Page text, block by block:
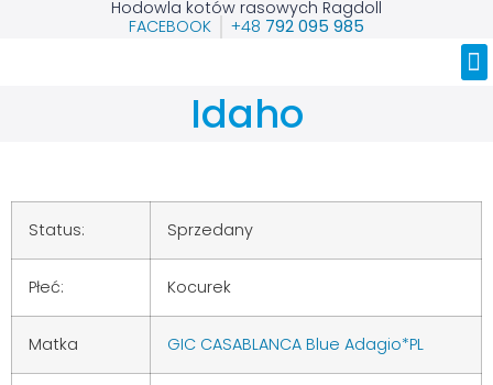
Hodowla kotów rasowych Ragdoll
FACEBOOK
+48 792 095 985
Idaho
Status: Sprzedany
Płeć: Kocurek
Matka GIC CASABLANCA Blue Adagio*PL